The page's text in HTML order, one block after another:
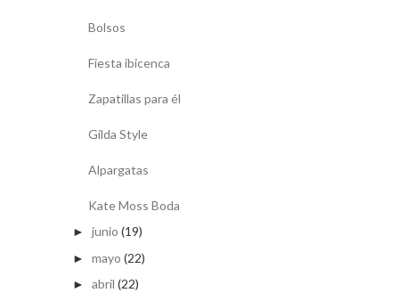
Bolsos
Fiesta ibicenca
Zapatillas para él
Gilda Style
Alpargatas
Kate Moss Boda
► junio (19)
► mayo (22)
► abril (22)